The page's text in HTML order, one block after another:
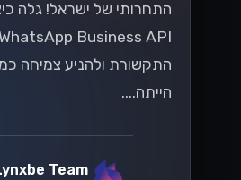
התחרותי של ישראל! גלה
התקשורת ולהניע צמיחה
הייתה....
Team